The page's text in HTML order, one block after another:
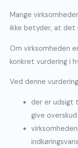
Mange
ikke betyder, at det
Om virksomheden
konkret vurdering i
Ved denne
der er udsigt
give